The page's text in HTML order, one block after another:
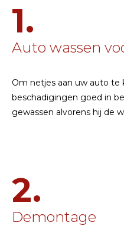
1.
Auto wassen
Om netjes aan uw auto te
beschadigingen goed in
gewassen alvorens hij de
2.
Demontage